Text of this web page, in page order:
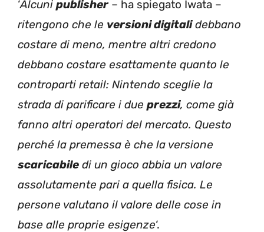
‘Alcuni publisher– ha spiegato Iwata –
ritengono che le versioni digitalidebbano
costare di meno, mentre altri credono
debbano costare esattamente quanto le
controparti retail: Nintendo sceglie la
strada di parificare i due prezzi, come già
fanno altri operatori del mercato. Questo
perché la premessa è che la versione
scaricabile di un gioco abbia un valore
assolutamente pari a quella fisica. Le
persone valutano il valore delle cose in
base alle proprie esigenze‘.